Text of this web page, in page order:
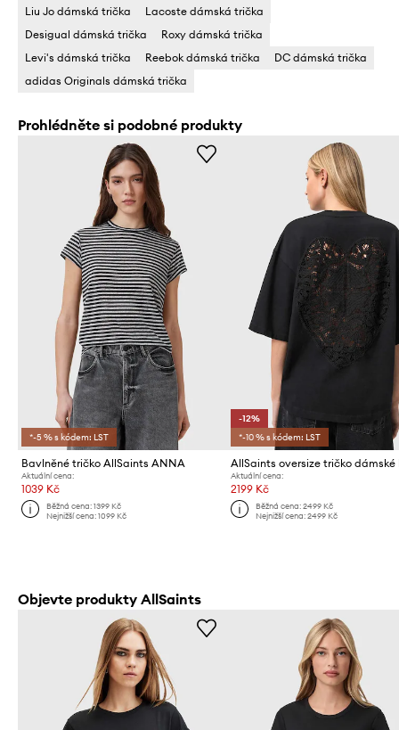
Liu Jo dámská trička
Lacoste dámská trička
Desigual dámská trička
Roxy dámská trička
Levi's dámská trička
Reebok dámská trička
DC dámská trička
adidas Originals dámská trička
Prohlédněte si podobné produkty
*-5 % s kódem: LST
Bavlněné tričko AllSaints ANNA
Aktuální cena:
1039 Kč
Běžná cena:1399 Kč
Nejnižší cena:1099 Kč
-12%
*-10 % s kódem: LST
Aktuální cena:
2199 Kč
Běžná cena: 2499 Kč
Nejnižší cena: 2499 Kč
Objevte produkty AllSaints